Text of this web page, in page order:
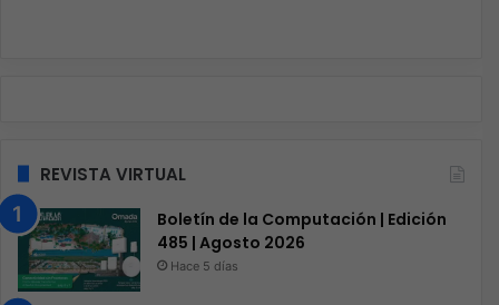
REVISTA VIRTUAL
Boletín de la Computación | Edición
485 | Agosto 2026
Hace 5 días